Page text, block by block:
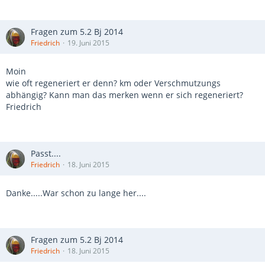
Fragen zum 5.2 Bj 2014
Friedrich 19. Juni 2015
Moin
wie oft regeneriert er denn? km oder Verschmutzungs
abhängig? Kann man das merken wenn er sich regeneriert?
Friedrich
Passt....
Friedrich 18. Juni 2015
Danke.....War schon zu lange her....
Fragen zum 5.2 Bj 2014
Friedrich 18. Juni 2015